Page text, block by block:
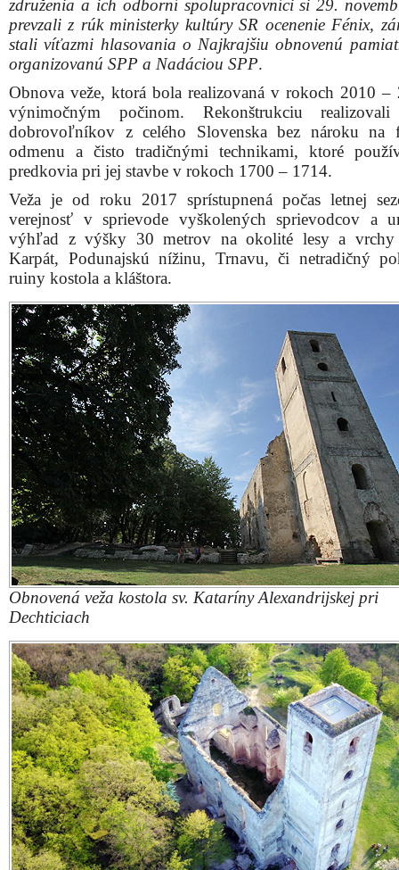
Obnovená veža kostola sv. Kataríny Alexandrijskej pri
Dechticiach
Pohľad na zakonzervovaný kostol
FOTO: o. z.
Projekt je ukážkovým príkladom spolupráce
a odborníkov. Obnova bola realizovaná v
s výskumníčkou a pamiatkárkou Jaroslavou Žuffovou,
Vladimírom Kohútom, archeologičkou Ivanou
Michalom Slivkom, či tesárom Miroslavom
Michalom Hrčkom z firmy Obnova.
Pre obec Dechtice ide už o druhé ocenenie
katastri, keď v roku 2015 získala cenu Fénix za
– Kostola všetkých svätých v Dechticiach, ktorej pôvod